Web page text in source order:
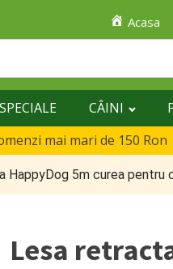
Acasa
CÂINI
mai mari de 150 Ron
HappyDog 5m curea pentru
Lesa